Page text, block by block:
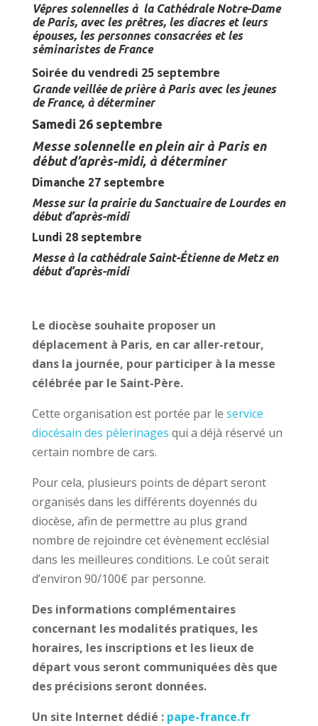
Vêpres solennelles à la Cathédrale Notre-Dame
de Paris, avec les prêtres, les diacres et leurs
épouses, les personnes consacrées et les
séminaristes de France
Soirée du vendredi 25 septembre
Grande veillée de prière à Paris avec les jeunes
de France, à déterminer
Samedi 26 septembre
Messe solennelle en plein air à Paris en
début d’après-midi, à déterminer
Dimanche 27 septembre
Messe sur la prairie du Sanctuaire de Lourdes en
début d’après-midi
Lundi 28 septembre
Messe à la cathédrale Saint-Étienne de Metz en
début d’après-midi
Le diocèse souhaite proposer un
déplacement à Paris, en car aller-retour,
dans la journée, pour participer à la messe
célébrée par le Saint-Père.
Cette organisation est portée par le service
diocésain des pèlerinages qui a déjà réservé un
certain nombre de cars.
Pour cela, plusieurs points de départ seront
organisés dans les différents doyennés du
diocèse, afin de permettre au plus grand
nombre de rejoindre cet évènement ecclésial
dans les meilleures conditions. Le coût serait
d’environ 90/100€ par personne.
Des informations complémentaires
concernant les modalités pratiques, les
horaires, les inscriptions et les lieux de
départ vous seront communiquées dès que
des précisions seront données.
Un site Internet dédié : pape-france.fr